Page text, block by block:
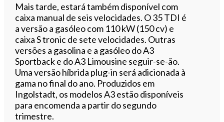
Mais tarde, estará também disponível com
caixa manual de seis velocidades. O 35 TDI é
a versão a gasóleo com 110 kW (150 cv) e
caixa S tronic de sete velocidades. Outras
versões a gasolina e a gasóleo do A3
Sportback e do A3 Limousine seguir-se-ão.
Uma versão híbrida plug-in será adicionada à
gama no final do ano. Produzidos em
Ingolstadt, os modelos A3 estão disponíveis
para encomenda a partir do segundo
trimestre.